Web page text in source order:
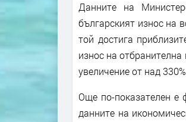
Данните на
българският износ на
той достига
износ на
увеличение от над
Още по-показателен е
данните на